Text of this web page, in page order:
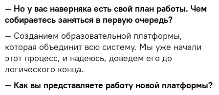
— Но у вас наверняка есть свой план работы. Чем
собираетесь заняться в первую очередь?
— Созданием образовательной платформы,
которая объединит всю систему. Мы уже начали
этот процесс, и надеюсь, доведем его до
логического конца.
— Как вы представляете работу новой платформы?